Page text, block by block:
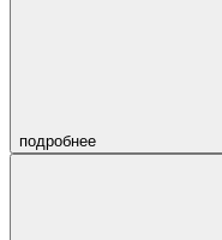
подробнее